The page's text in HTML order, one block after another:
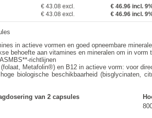
€ 43.08 excl. €46.96 incl.
€ 43.08 excl. € 46.96 incl.
in actieve vormen en goed opneembare
behoefte aan vitamines en mineralen om in vorm
richtlijnen
Metafolin®) en B12 in actieve vorm: voor
biologische beschikbaarheid (bisglycinaten,
van 2 capsules